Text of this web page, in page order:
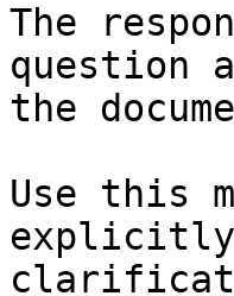
The
question
the
Use this
explicitly